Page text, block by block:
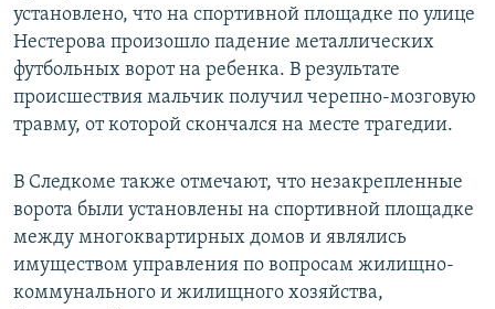
установлено, что на спортивной площадке по улице
Нестерова произошло падение металлических
футбольных ворот на ребенка. В результате
происшествия мальчик получил черепно-мозговую
травму, от которой скончался на месте трагедии.
В Следкоме также отмечают, что незакрепленные
ворота были установлены на спортивной площадке
между многоквартирных домов и являлись
имуществом управления по вопросам жилищно-
коммунального и жилищного хозяйства,